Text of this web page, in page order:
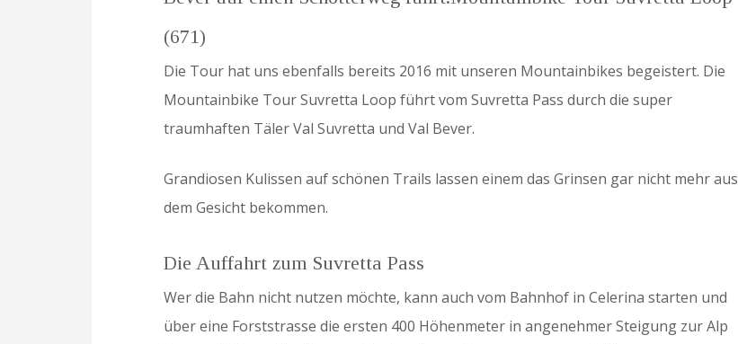
(671)
Die Tour hat uns ebenfalls bereits 2016 mit unseren Mountainbikes begeistert. Die
Mountainbike Tour Suvretta Loop führt vom Suvretta Pass durch die super
traumhaften Täler Val Suvretta und Val Bever.
Grandiosen Kulissen auf schönen Trails lassen einem das Grinsen gar nicht mehr aus
dem Gesicht bekommen.
Die Auffahrt zum Suvretta Pass
Wer die Bahn nicht nutzen möchte, kann auch vom Bahnhof in Celerina starten und
über eine Forststrasse die ersten 400 Höhenmeter in angenehmer Steigung zur Alp